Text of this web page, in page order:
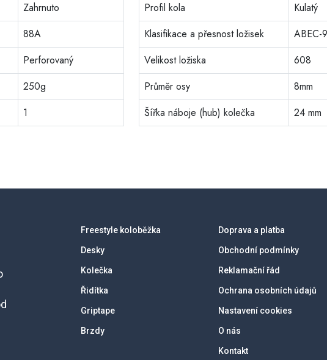
Zahrnuto
88A
Perforovaný
250g
1
Profil kola
Kulatý
Klasifikace a přesnost ložisek
ABEC-9
Velikost ložiska
608
Průměr osy
8mm
Šířka náboje (hub) kolečka
24 mm
Freestyle koloběžka
Desky
Kolečka
Řidítka
Griptape
Brzdy
Doprava a platba
Obchodní podmínky
Reklamační řád
Ochrana osobních údajů
Nastavení cookies
O nás
Kontakt